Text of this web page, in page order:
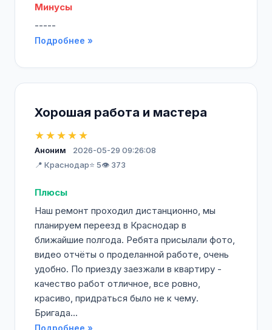
Минусы
-----
Подробнее »
Хорошая работа и мастера
★★★★★
Аноним
2026-05-29 09:26:08
📍 Краснодар⭐ 5👁️ 373
Плюсы
Наш ремонт проходил дистанционно, мы
планируем переезд в Краснодар в
ближайшие полгода. Ребята присылали фото,
видео отчёты о проделанной работе, очень
удобно. По приезду заезжали в квартиру -
качество работ отличное, все ровно,
красиво, придраться было не к чему.
Бригада...
Подробнее »